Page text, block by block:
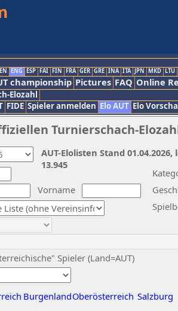
ENG ESP FAI FIN FRA GER GRE INA ITA JPN MKD LTU
championship Pictures FAQ Online
Elozahl
FIDE Spieler anmelden Elo AUT Elo
Turnierschach-
Vorname
Spieler (Land=AUT)
BurgenlandOberösterreich Salzburg
AUT-Elolisten Stand
13.945